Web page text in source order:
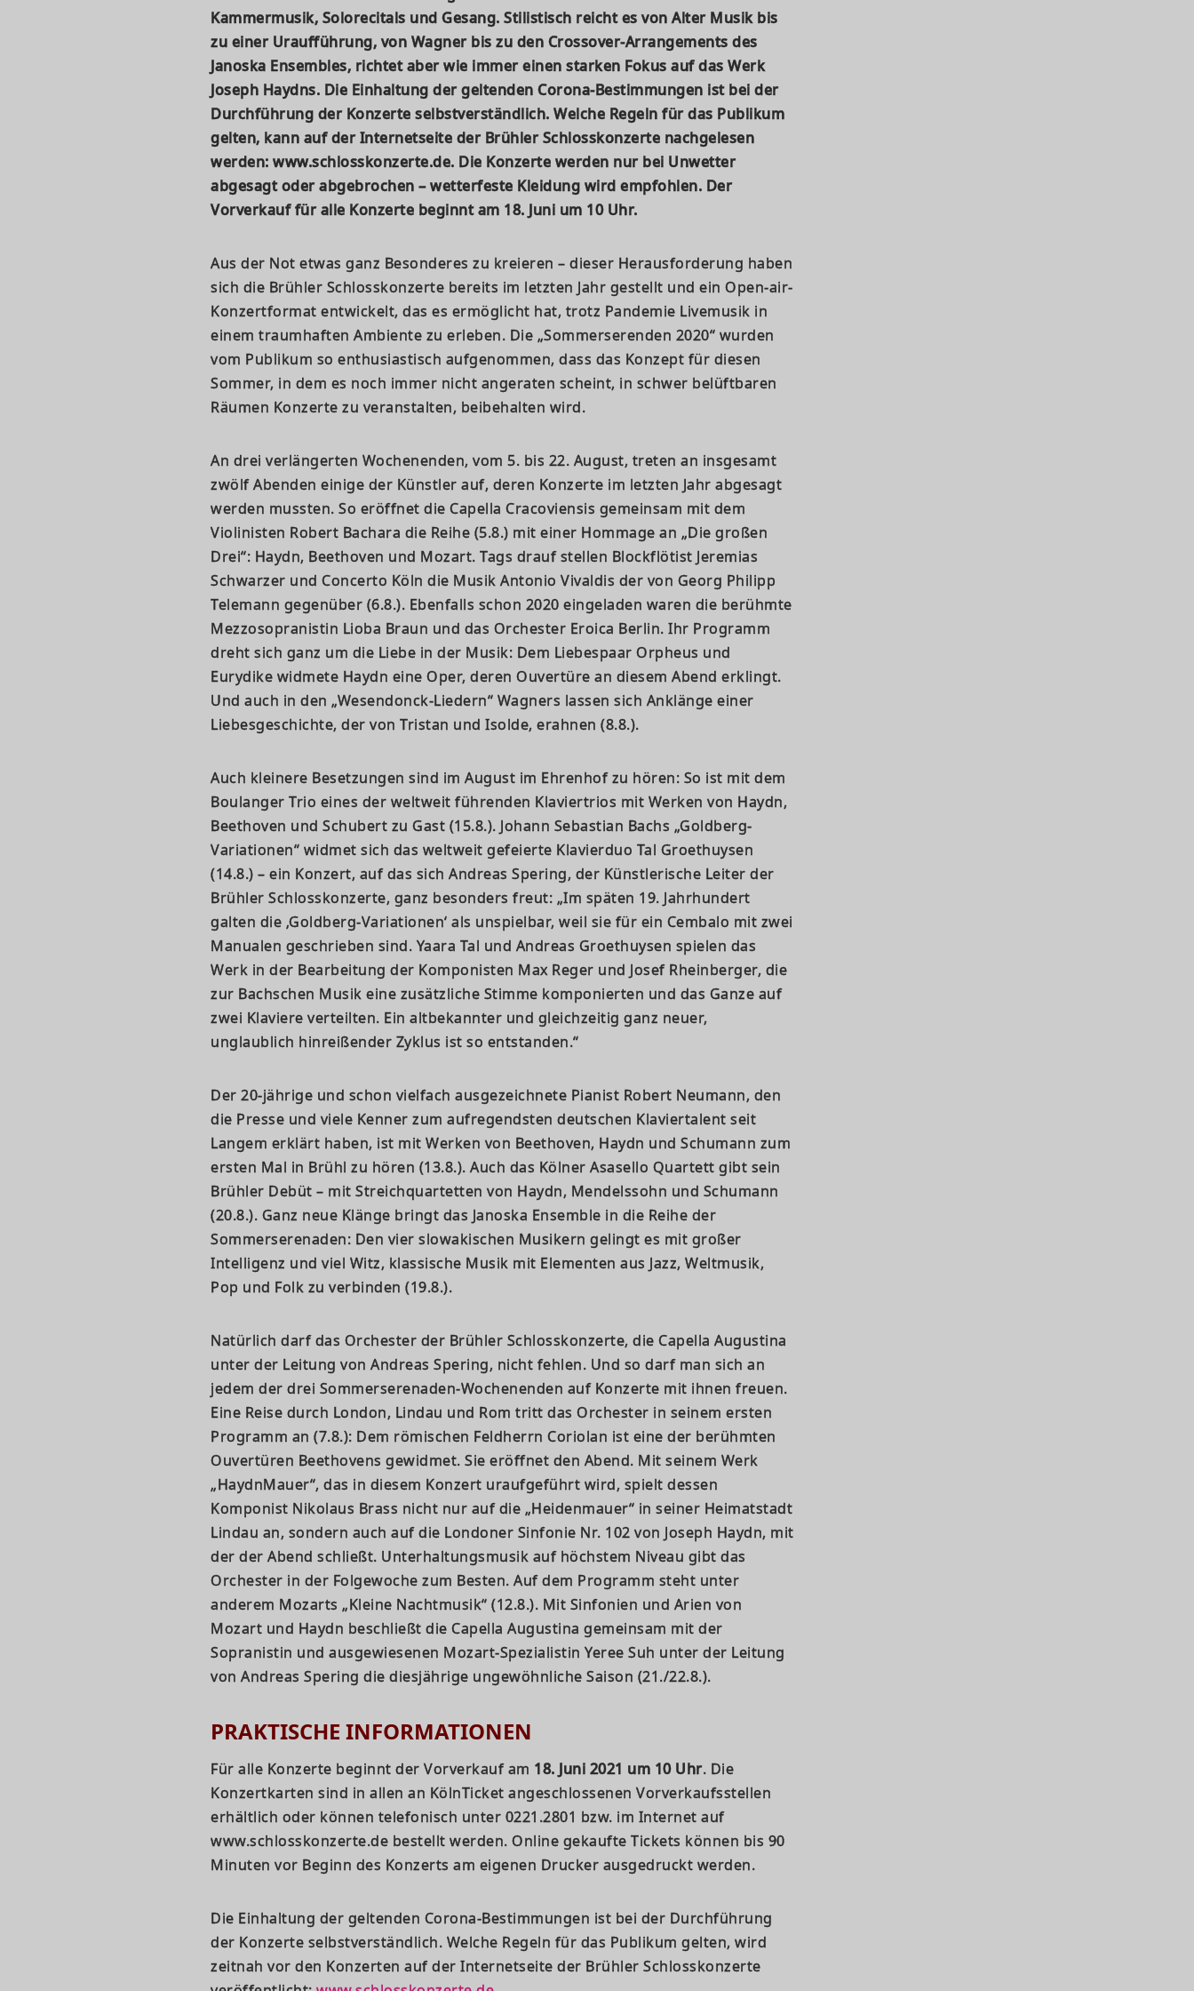
Kammermusik, Solorecitals und Gesang. Stilistisch reicht es von Alter Musik bis
zu einer Uraufführung, von Wagner bis zu den Crossover-Arrangements des
Janoska Ensembles, richtet aber wie immer einen starken Fokus auf das Werk
Joseph Haydns. Die Einhaltung der geltenden Corona-Bestimmungen ist bei der
Durchführung der Konzerte selbstverständlich. Welche Regeln für das Publikum
gelten, kann auf der Internetseite der Brühler Schlosskonzerte nachgelesen
werden: www.schlosskonzerte.de. Die Konzerte werden nur bei Unwetter
abgesagt oder abgebrochen – wetterfeste Kleidung wird empfohlen. Der
Vorverkauf für alle Konzerte beginnt am 18. Juni um 10 Uhr.
Aus der Not etwas ganz Besonderes zu kreieren – dieser Herausforderung haben
sich die Brühler Schlosskonzerte bereits im letzten Jahr gestellt und ein Open-air-
Konzertformat entwickelt, das es ermöglicht hat, trotz Pandemie Livemusik in
einem traumhaften Ambiente zu erleben. Die „Sommerserenden 2020“ wurden
vom Publikum so enthusiastisch aufgenommen, dass das Konzept für diesen
Sommer, in dem es noch immer nicht angeraten scheint, in schwer belüftbaren
Räumen Konzerte zu veranstalten, beibehalten wird.
An drei verlängerten Wochenenden, vom 5. bis 22. August, treten an insgesamt
zwölf Abenden einige der Künstler auf, deren Konzerte im letzten Jahr abgesagt
werden mussten. So eröffnet die Capella Cracoviensis gemeinsam mit dem
Violinisten Robert Bachara die Reihe (5.8.) mit einer Hommage an „Die großen
Drei“: Haydn, Beethoven und Mozart. Tags drauf stellen Blockflötist Jeremias
Schwarzer und Concerto Köln die Musik Antonio Vivaldis der von Georg Philipp
Telemann gegenüber (6.8.). Ebenfalls schon 2020 eingeladen waren die berühmte
Mezzosopranistin Lioba Braun und das Orchester Eroica Berlin. Ihr Programm
dreht sich ganz um die Liebe in der Musik: Dem Liebespaar Orpheus und
Eurydike widmete Haydn eine Oper, deren Ouvertüre an diesem Abend erklingt.
Und auch in den „Wesendonck-Liedern“ Wagners lassen sich Anklänge einer
Liebesgeschichte, der von Tristan und Isolde, erahnen (8.8.).
Auch kleinere Besetzungen sind im August im Ehrenhof zu hören: So ist mit dem
Boulanger Trio eines der weltweit führenden Klaviertrios mit Werken von Haydn,
Beethoven und Schubert zu Gast (15.8.). Johann Sebastian Bachs „Goldberg-
Variationen“ widmet sich das weltweit gefeierte Klavierduo Tal Groethuysen
(14.8.) – ein Konzert, auf das sich Andreas Spering, der Künstlerische Leiter der
Brühler Schlosskonzerte, ganz besonders freut: „Im späten 19. Jahrhundert
galten die ‚Goldberg-Variationen‘ als unspielbar, weil sie für ein Cembalo mit zwei
Manualen geschrieben sind. Yaara Tal und Andreas Groethuysen spielen das
Werk in der Bearbeitung der Komponisten Max Reger und Josef Rheinberger, die
zur Bachschen Musik eine zusätzliche Stimme komponierten und das Ganze auf
zwei Klaviere verteilten. Ein altbekannter und gleichzeitig ganz neuer,
unglaublich hinreißender Zyklus ist so entstanden.“
Der 20-jährige und schon vielfach ausgezeichnete Pianist Robert Neumann, den
die Presse und viele Kenner zum aufregendsten deutschen Klaviertalent seit
Langem erklärt haben, ist mit Werken von Beethoven, Haydn und Schumann zum
ersten Mal in Brühl zu hören (13.8.). Auch das Kölner Asasello Quartett gibt sein
Brühler Debüt – mit Streichquartetten von Haydn, Mendelssohn und Schumann
(20.8.). Ganz neue Klänge bringt das Janoska Ensemble in die Reihe der
Sommerserenaden: Den vier slowakischen Musikern gelingt es mit großer
Intelligenz und viel Witz, klassische Musik mit Elementen aus Jazz, Weltmusik,
Pop und Folk zu verbinden (19.8.).
Natürlich darf das Orchester der Brühler Schlosskonzerte, die Capella Augustina
unter der Leitung von Andreas Spering, nicht fehlen. Und so darf man sich an
jedem der drei Sommerserenaden-Wochenenden auf Konzerte mit ihnen freuen.
Eine Reise durch London, Lindau und Rom tritt das Orchester in seinem ersten
Programm an (7.8.): Dem römischen Feldherrn Coriolan ist eine der berühmten
Ouvertüren Beethovens gewidmet. Sie eröffnet den Abend. Mit seinem Werk
„HaydnMauer“, das in diesem Konzert uraufgeführt wird, spielt dessen
Komponist Nikolaus Brass nicht nur auf die „Heidenmauer“ in seiner Heimatstadt
Lindau an, sondern auch auf die Londoner Sinfonie Nr. 102 von Joseph Haydn, mit
der der Abend schließt. Unterhaltungsmusik auf höchstem Niveau gibt das
Orchester in der Folgewoche zum Besten. Auf dem Programm steht unter
anderem Mozarts „Kleine Nachtmusik“ (12.8.). Mit Sinfonien und Arien von
Mozart und Haydn beschließt die Capella Augustina gemeinsam mit der
Sopranistin und ausgewiesenen Mozart-Spezialistin Yeree Suh unter der Leitung
von Andreas Spering die diesjährige ungewöhnliche Saison (21./22.8.).
PRAKTISCHE INFORMATIONEN
Für alle Konzerte beginnt der Vorverkauf am 18. Juni 2021 um 10 Uhr. Die
Konzertkarten sind in allen an KölnTicket angeschlossenen Vorverkaufsstellen
erhältlich oder können telefonisch unter 0221.2801 bzw. im Internet auf
www.schlosskonzerte.de bestellt werden. Online gekaufte Tickets können bis 90
Minuten vor Beginn des Konzerts am eigenen Drucker ausgedruckt werden.
Die Einhaltung der geltenden Corona-Bestimmungen ist bei der Durchführung
der Konzerte selbstverständlich. Welche Regeln für das Publikum gelten, wird
zeitnah vor den Konzerten auf der Internetseite der Brühler Schlosskonzerte